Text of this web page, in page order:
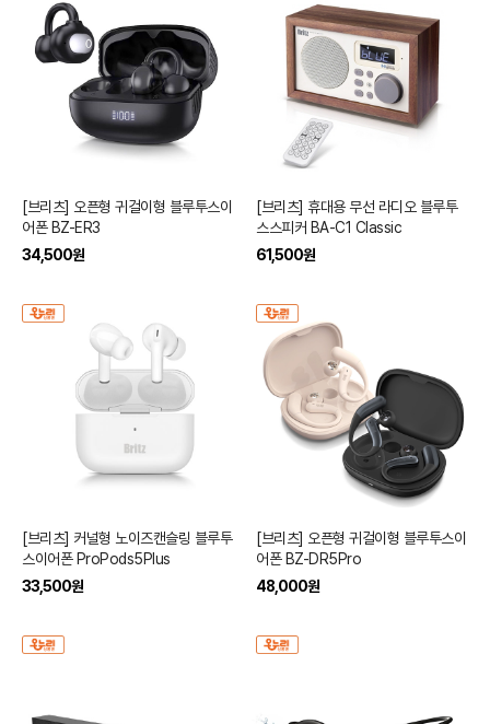
[브리츠] 오픈형 귀걸이형 블루투스이
어폰 BZ-ER3
34,500원
[브리츠] 휴대용 무선 라디오 블루투
스스피커 BA-C1 Classic
61,500원
[브리츠] 커널형 노이즈캔슬링 블루투
스이어폰 ProPods5Plus
33,500원
[브리츠] 오픈형 귀걸이형 블루투스이
어폰 BZ-DR5Pro
48,000원